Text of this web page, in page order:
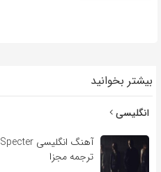
بیشتر بخوانید
انگلیسی
ترجمه مجزا